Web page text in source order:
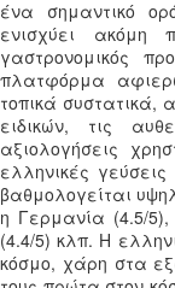
ένα σημαντικό
ενισχύει ακόμη
γαστρονομικός
πλατφόρμα
τοπικά συστατικά,
ειδικών, τις
αξιολογήσεις
ελληνικές
βαθμολογείται
η Γερμανία (4.5/5),
(4.4/5) κλπ. Η
κόσμο, χάρη στα